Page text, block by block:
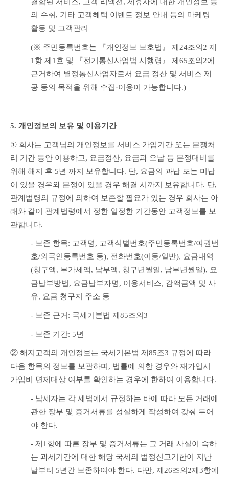
의 수취, 기타 고객혜택 이벤트 정보 안내 등의 마케팅
활동 및 고객관리
(※ 주민등록번호는 『개인정보 보호법』 제24조의2 제
1항 제1호 및 『전기통신사업법 시행령』 제65조의2에
근거하여 별정통신사업자로서 요금 정산 및 서비스 제
공 등의 목적을 위해 수집·이용이 가능합니다.)
5. 개인정보의 보유 및 이용기간
① 회사는 고객님의 개인정보를 서비스 가입기간 또는 분쟁처
리 기간 동안 이용하고, 요금정산, 요금과 오납 등 분쟁대비를
위해 해지 후 5년 까지 보유합니다. 단, 요금의 과납 또는 미납
이 있을 경우와 분쟁이 있을 경우 해결 시까지 보유합니다. 단,
관계법령의 규정에 의하여 보존할 필요가 있는 경우 회사는 아
래와 같이 관계법령에서 정한 일정한 기간동안 고객정보를 보
관합니다.
- 보존 항목: 고객명, 고객식별번호(주민등록번호/여권번
호/외국인등록번호 등), 전화번호(이동/일반), 요금내역
(청구액, 부가세액, 납부액, 청구년월일, 납부년월일), 요
금납부방법, 요금납부자명, 이용서비스, 감액금액 및 사
유, 요금 청구지 주소 등
- 보존 근거: 국세기본법 제85조의3
- 보존 기간: 5년
② 해지고객의 개인정보는 국세기본법 제85조3 규정에 따라
다음 항목의 정보를 보관하며, 법률에 의한 경우와 재가입시
가입비 면제대상 여부를 확인하는 경우에 한하여 이용합니다.
- 납세자는 각 세법에서 규정하는 바에 따라 모든 거래에
관한 장부 및 증거서류를 성실하게 작성하여 갖춰 두어
야 한다.
- 제1항에 따른 장부 및 증거서류는 그 거래 사실이 속하
는 과세기간에 대한 해당 국세의 법정신고기한이 지난
날부터 5년간 보존하여야 한다. 다만, 제26조의2제3항에